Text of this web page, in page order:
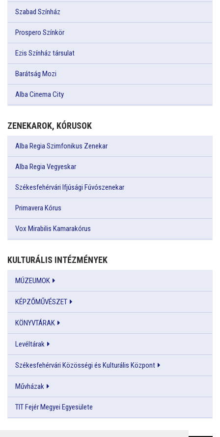
Szabad Színház
Prospero Színkör
Ezis Színház társulat
Barátság Mozi
Alba Cinema City
ZENEKAROK, KÓRUSOK
Alba Regia Szimfonikus Zenekar
Alba Regia Vegyeskar
Székesfehérvári Ifjúsági Fúvószenekar
Primavera Kórus
Vox Mirabilis Kamarakórus
KULTURÁLIS INTÉZMÉNYEK
MÚZEUMOK
KÉPZŐMŰVÉSZET
KÖNYVTÁRAK
Levéltárak
Székesfehérvári Közösségi és Kulturális Központ
Művházak
TIT Fejér Megyei Egyesülete